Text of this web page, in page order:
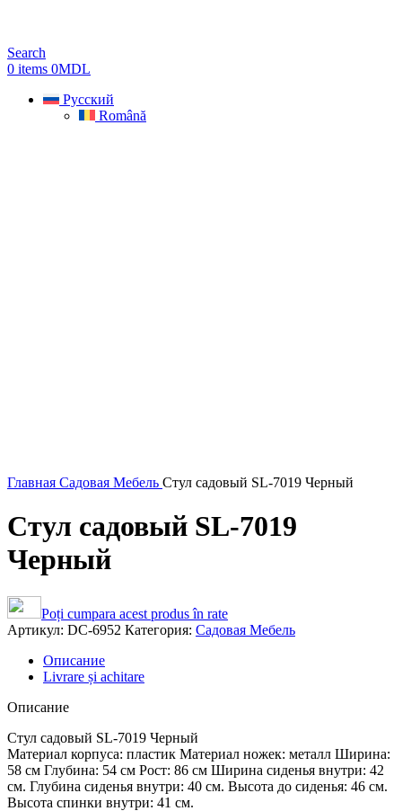
Search
0 items 0MDL
Русский
Română
Главная Садовая Мебель Стул садовый SL-7019 Черный
Стул садовый SL-7019
Черный
Poți cumpara acest produs în rate
Артикул: DC-6952 Категория: Садовая Мебель
Описание
Livrare și achitare
Описание
Стул садовый SL-7019 Черный
Материал корпуса: пластик Материал ножек: металл Ширина:
58 см Глубина: 54 см Рост: 86 см Ширина сиденья внутри: 42
см. Глубина сиденья внутри: 40 см. Высота до сиденья: 46 см.
Высота спинки внутри: 41 см.